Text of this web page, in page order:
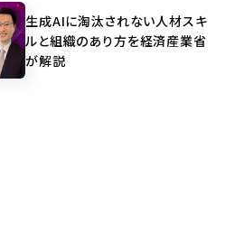
生成AIに淘汰されない人材スキ
ルと組織のあり方を経済産業省
が解説